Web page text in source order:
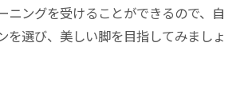
ニングを受けることができるので、自
を選び、美しい脚を目指してみましょ